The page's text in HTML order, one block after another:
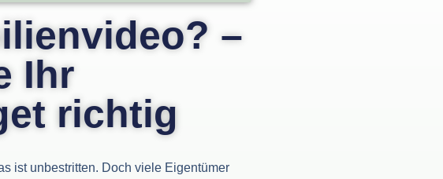
–
Ihr
richtig
ist unbestritten. Doch viele Eigentümer